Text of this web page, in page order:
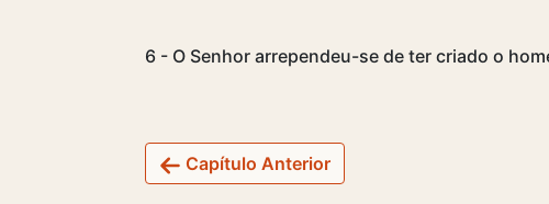
6 - O Senhor arrependeu-se de ter criado o
Capítulo Anterior